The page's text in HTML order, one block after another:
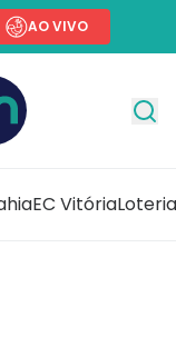
AO VIVO
EC Vitória